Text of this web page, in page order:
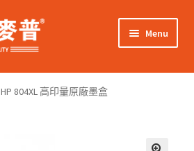
Menu
Expand
HP 804XL 高印量原廠墨盒